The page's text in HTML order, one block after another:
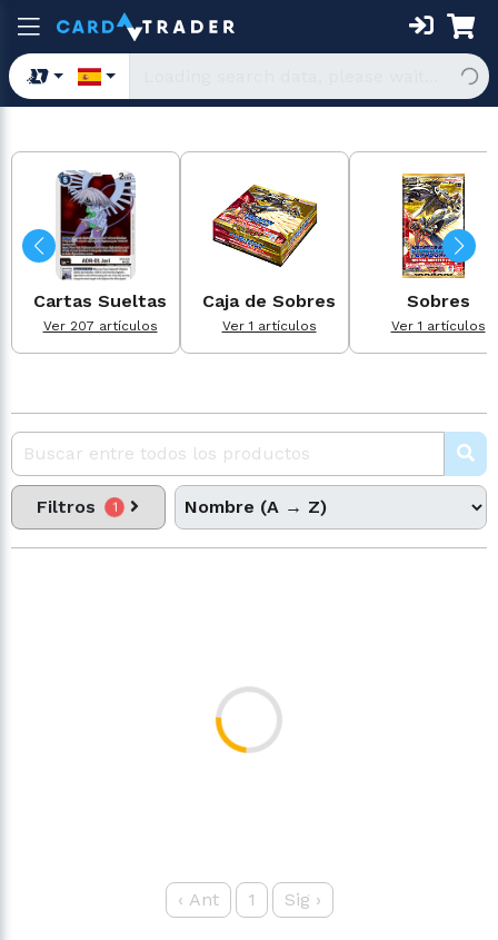
Cartas Sueltas
Ver 207 artículos
Caja de Sobres
Ver 1 artículos
Sobres
Ver 1 artículos
Filtros 1
‹ Ant 1 Sig ›